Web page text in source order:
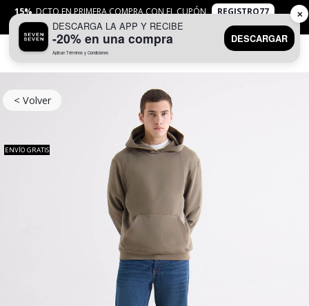
15% DCTO EN PRIMERA COMPRA CON EL CUPÓN
REGISTRO77
APLICANTYC
< Volver
ENVÍO GRATIS
DESCARGA LA APP Y RECIBE
-20% en una compra
Aplican Términos y Condiciones
DESCARGAR
✕